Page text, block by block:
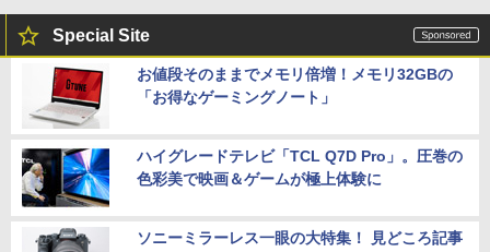
Special Site
お値段そのままでメモリ倍増！メモリ32GBの
「お得なゲーミングノート」
ハイグレードテレビ「TCL Q7D Pro」。圧巻の
色彩美で映画＆ゲームが極上体験に
ソニーミラーレス一眼の大特集！ 見どころ記事